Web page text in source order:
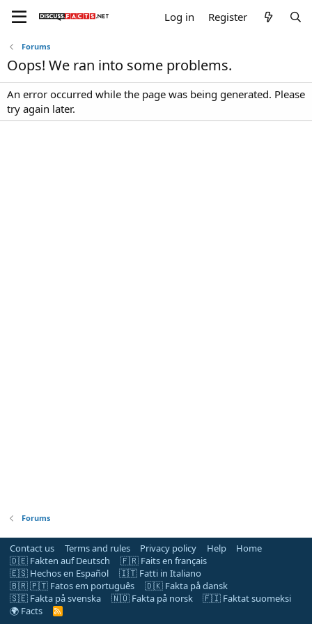
Log in Register
Forums
Oops! We ran into some problems.
An error occurred while the page was being generated. Please
try again later.
Forums
Contact us Terms and rules Privacy policy Help
Home
🇩🇪 Fakten auf Deutsch
🇫🇷 Faits en français
🇪🇸 Hechos en Español
🇮🇹 Fatti in Italiano
🇧🇷 🇵🇹 Fatos em português
🇩🇰 Fakta på dansk
🇸🇪 Fakta på svenska
🇳🇴 Fakta på norsk
🇫🇮 Faktat suomeksi
🌍 Facts
R